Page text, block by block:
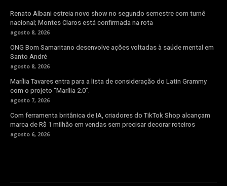
Renato Albani estreia novo show no segundo semestre com turnê
nacional; Montes Claros está confirmada na rota
agosto 8, 2026
ONG Bom Samaritano desenvolve ações voltadas à saúde mental em
Santo André
agosto 8, 2026
Marília Tavares entra para a lista de consideração do Latin Grammy
com o projeto “Marília 2.0”.
agosto 7, 2026
Com ferramenta britânica de IA, criadores do TikTok Shop alcançam
marca de R$ 1 milhão em vendas sem precisar decorar roteiros
agosto 6, 2026